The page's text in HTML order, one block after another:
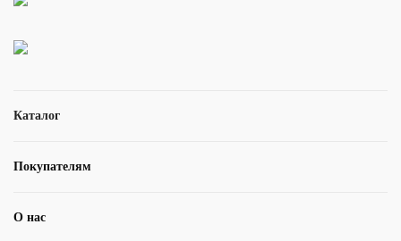
Каталог
Покупателям
О нас